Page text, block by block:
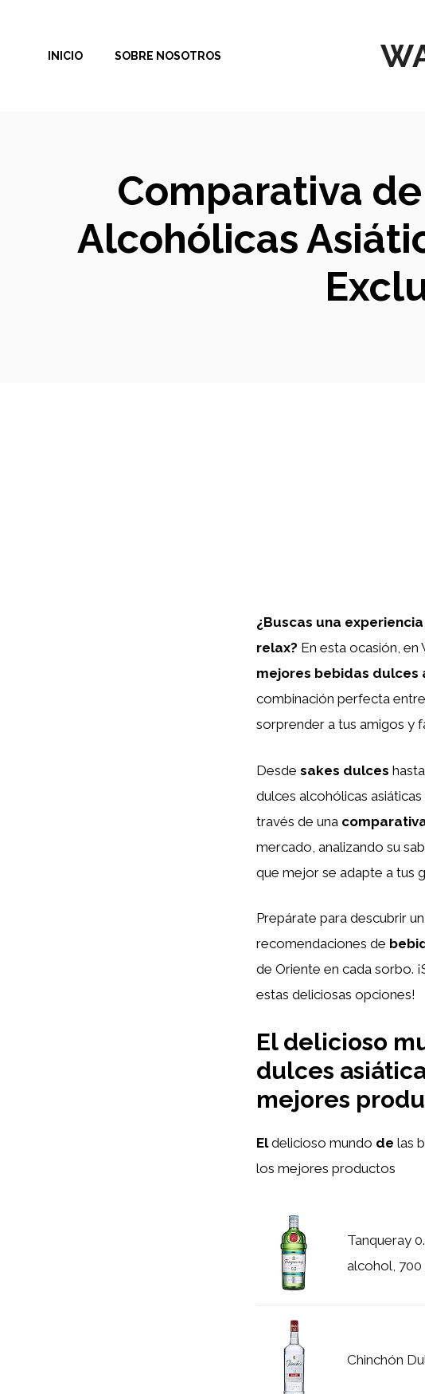
contenidoINICIO SOBRE NOSOTROS
Comparativa
Alcohólicas
¿Buscas una
relax? En esta ocasión,
mejores bebidas dulces
combinación perfecta
sorprender a tus amigos y
Desde sakes dulces
dulces alcohólicas
través de una
mercado, analizando su
que mejor se adapte a tus
Prepárate para descubrir
recomendaciones de
de Oriente en cada sorbo.
estas deliciosas opciones!
El delicioso
dulces
mejores
Eldelicioso mundo de las
los mejores productos
Tanqueray
alcohol, 700
Chinchón